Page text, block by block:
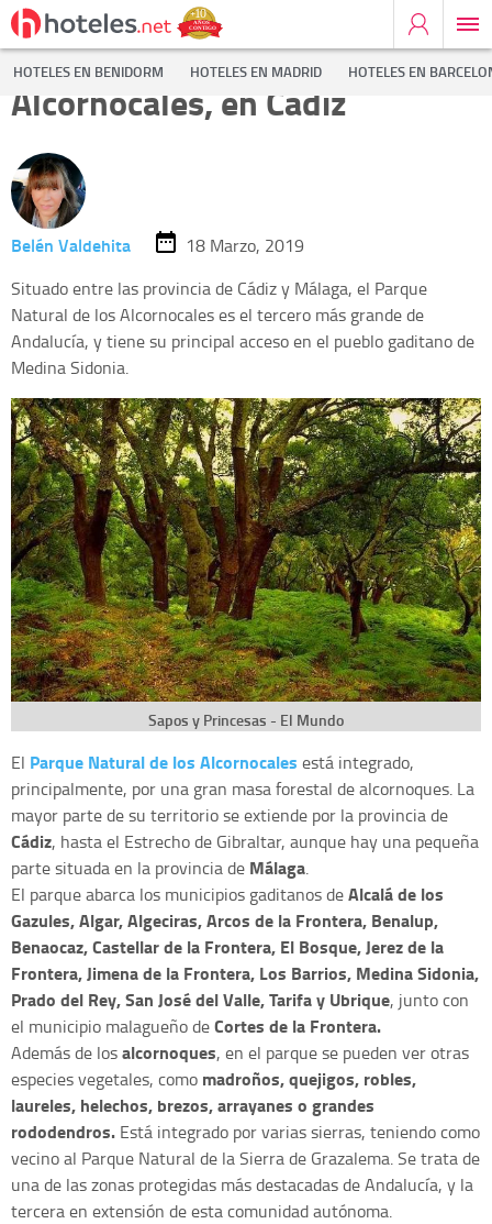
HOTELES EN BENIDORM HOTELES EN MADRID HOTELES EN
El Parque Natural de los
Alcornocales, en Cádiz
Belén Valdehita
18 Marzo, 2019
Situado entre las provincia de Cádiz y Málaga, el Parque
Natural de los Alcornocales es el tercero más grande de
Andalucía, y tiene su principal acceso en el pueblo gaditano de
Medina Sidonia.
Sapos y Princesas - El Mundo
El Parque Natural de los Alcornocales está integrado,
principalmente, por una gran masa forestal de alcornoques. La
mayor parte de su territorio se extiende por la provincia de
Cádiz, hasta el Estrecho de Gibraltar, aunque hay una pequeña
parte situada en la provincia de Málaga.
El parque abarca los municipios gaditanos deAlcalá de los
Gazules, Algar, Algeciras, Arcos de la Frontera, Benalup,
Benaocaz, Castellar de la Frontera, El Bosque, Jerez de la
Frontera, Jimena de la Frontera, Los Barrios, Medina Sidonia,
Prado del Rey, San José del Valle, Tarifa y Ubrique, junto con
el municipio malagueño deCortes de la Frontera.
Además de losalcornoques, en el parque se pueden ver otras
especies vegetales, como madroños, quejigos, robles,
laureles, helechos, brezos, arrayanes o grandes
rododendros. Está integrado por varias sierras, teniendo como
vecino al Parque Natural de la Sierra de Grazalema. Se trata de
una de las zonas protegidas más destacadas de Andalucía, y la
tercera en extensión de esta comunidad autónoma.